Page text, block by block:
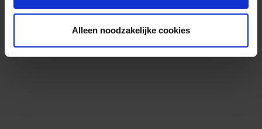
Alleen noodzakelijke cookies